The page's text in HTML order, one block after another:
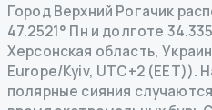
Город Верхний Рогачик
47.2521° Пн и долготе
Херсонская область,
Europe/Kyiv, UTC+2 (EET)).
полярные сияния